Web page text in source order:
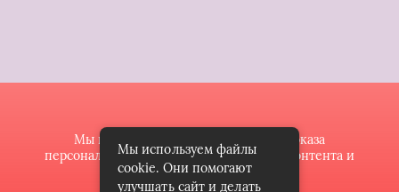
Мы используем файлы cookie для показа
персонализированной рекламы и/или контента и
анализа нашего трафика.
Мы используем файлы
cookie. Они помогают
улучшать сайт и делать